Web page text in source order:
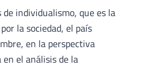
individualismo, que es la
la sociedad, el país
en la perspectiva
en el análisis de la